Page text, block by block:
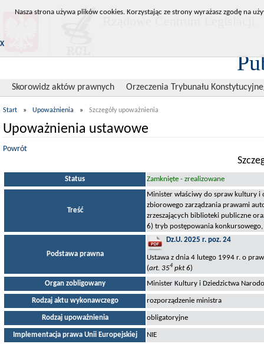
Skorowidz aktów prawnych Orzeczenia Trybunału
Start » Upoważnienia » Szczegóły upoważnienia
Upoważnienia ustawowe
Powrót
Status Zamknięte - zrealizowane
Treść
Minister właściwy do spraw kultury
zbiorowego zarządzania prawami
zrzeszających biblioteki publiczne
6) tryb postępowania
Podstawa prawna
Dz.U. 2025 r. poz. 24
Ustawa z dnia 4 lutego 1994 r. o
(art. 354 pkt 6)
Organ zobligowany
Minister Kultury i Dziedzictwa
Rodzaj aktu wykonawczego rozporządzenie ministra
Rodzaj upoważnienia obligatoryjne
Implementacja prawa Unii Europejskiej NIE
Nasza strona używa plików cookies. Korzystając ze strony wyrażasz zgodę na
X